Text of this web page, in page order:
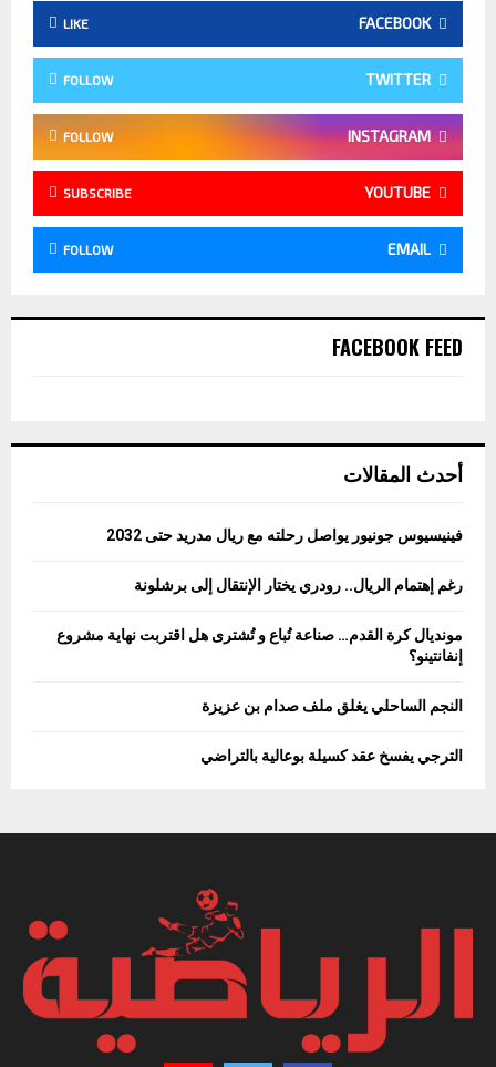
FACEBOOK
LIKE
TWITTER
FOLLOW
INSTAGRAM
FOLLOW
YOUTUBE
SUBSCRIBE
EMAIL
FOLLOW
FACEBOOK FEED
أحدث المقالات
فينيسيوس جونيور يواصل رحلته مع ريال مدريد حتى 2032
رغم إهتمام الريال.. رودري يختار الإنتقال إلى برشلونة
مونديال كرة القدم… صناعة تُباع و تُشترى هل اقتربت نهاية مشروع
إنفانتينو؟
النجم الساحلي يغلق ملف صدام بن عزيزة
الترجي يفسخ عقد كسيلة بوعالية بالتراضي